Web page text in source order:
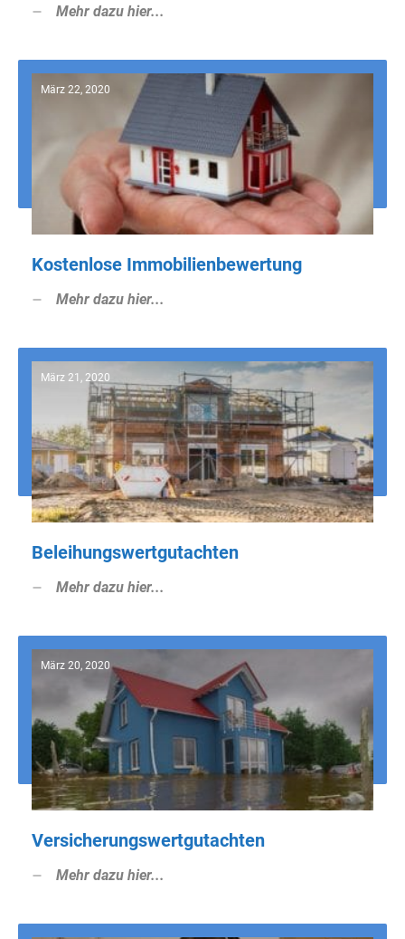
Mehr dazu hier...
März 22, 2020
Kostenlose Immobilienbewertung
Mehr dazu hier...
März 21, 2020
Beleihungswertgutachten
Mehr dazu hier...
März 20, 2020
Versicherungswertgutachten
Mehr dazu hier...